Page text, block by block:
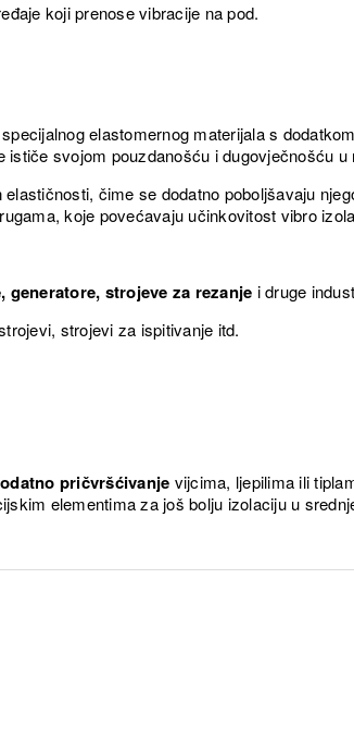
koji prenose vibracije na pod.
elastomernog materijala s
svojom pouzdanošću i dugovječnošću u
čime se dodatno poboljšavaju
koje povećavaju učinkovitost vibro
strojeve za rezanje i druge
strojevi za ispitivanje itd.
pričvršćivanje vijcima, ljepilima ili
elementima za još bolju izolaciju u